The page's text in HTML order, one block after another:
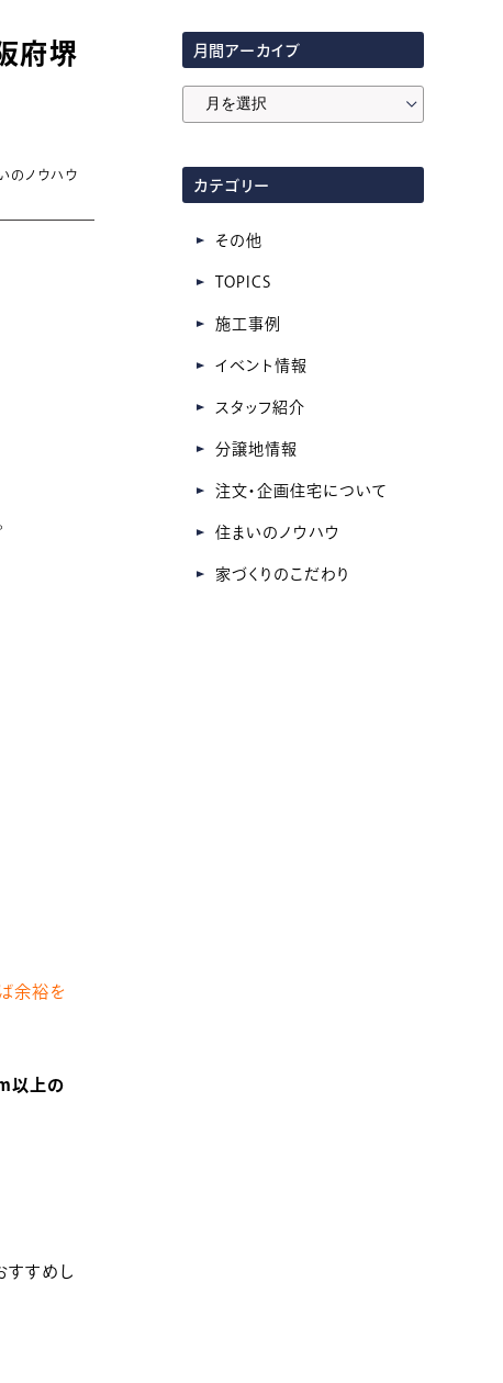
府堺
のノウハウ
余裕を
以上の
すすめし
月間アーカイブ
ア
ー
カ
イ
カテゴリー
その他
TOPICS
施工事例
イベント情報
スタッフ紹介
分譲地情報
注文・企画住宅について
住まいのノウハウ
家づくりのこだわり